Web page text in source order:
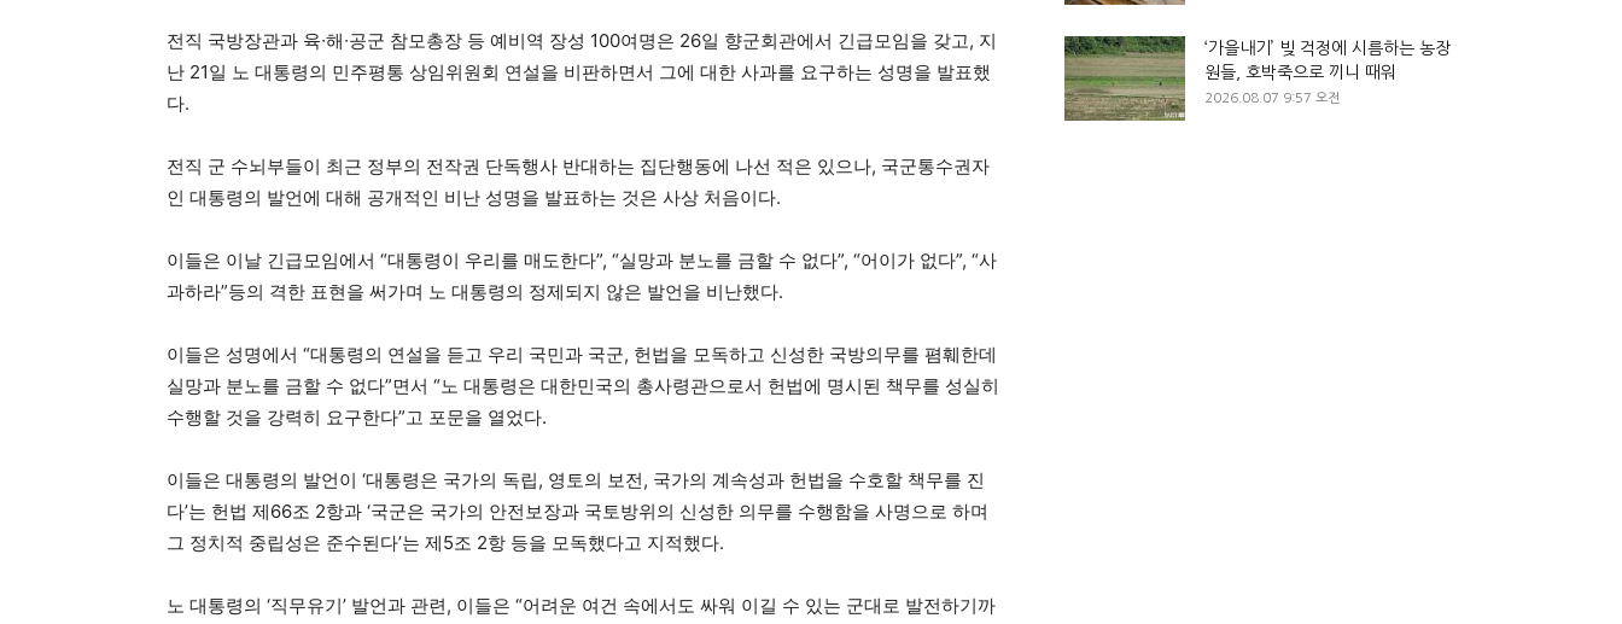
전직 국방장관과 육∙해∙공군 참모총장 등 예비역 장성 100여명은 26일 향군회관에서 긴급모임을 갖고, 지
난 21일 노 대통령의 민주평통 상임위원회 연설을 비판하면서 그에 대한 사과를 요구하는 성명을 발표했
다.
전직 군 수뇌부들이 최근 정부의 전작권 단독행사 반대하는 집단행동에 나선 적은 있으나, 국군통수권자
인 대통령의 발언에 대해 공개적인 비난 성명을 발표하는 것은 사상 처음이다.
이들은 이날 긴급모임에서 “대통령이 우리를 매도한다”, “실망과 분노를 금할 수 없다”, “어이가 없다”, “사
과하라”등의 격한 표현을 써가며 노 대통령의 정제되지 않은 발언을 비난했다.
이들은 성명에서 “대통령의 연설을 듣고 우리 국민과 국군, 헌법을 모독하고 신성한 국방의무를 폄훼한데
실망과 분노를 금할 수 없다”면서 “노 대통령은 대한민국의 총사령관으로서 헌법에 명시된 책무를 성실히
수행할 것을 강력히 요구한다”고 포문을 열었다.
이들은 대통령의 발언이 ‘대통령은 국가의 독립, 영토의 보전, 국가의 계속성과 헌법을 수호할 책무를 진
다’는 헌법 제66조 2항과 ‘국군은 국가의 안전보장과 국토방위의 신성한 의무를 수행함을 사명으로 하며
그 정치적 중립성은 준수된다’는 제5조 2항 등을 모독했다고 지적했다.
노 대통령의 ‘직무유기’ 발언과 관련, 이들은 “어려운 여건 속에서도 싸워 이길 수 있는 군대로 발전하기까
‘가을내기’ 빚 걱정에 시름하는 농장
원들, 호박죽으로 끼니 때워
2026.08.07 9:57 오전